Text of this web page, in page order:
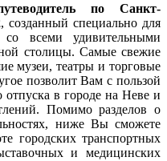
по Санкт-
, созданный специально для
со всеми удивительными
столицы. Самые свежие
музеи, театры и торговые
позволит Вам с пользой
в городе на Неве и
Помимо разделов о
ниже Вы сможете
городских транспортных
и медицинских